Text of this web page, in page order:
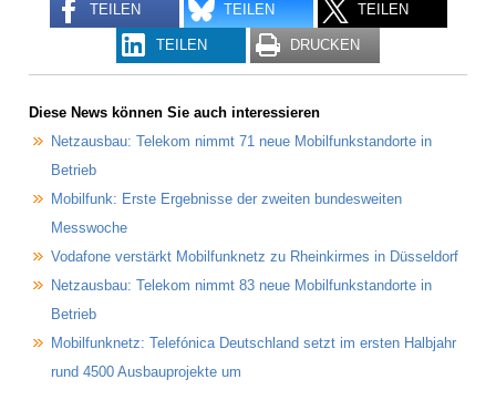
TEILEN TEILEN TEILEN
TEILEN DRUCKEN
Diese News können Sie auch interessieren
Netzausbau: Telekom nimmt 71 neue Mobilfunkstandorte in
Betrieb
Mobilfunk: Erste Ergebnisse der zweiten bundesweiten
Messwoche
Vodafone verstärkt Mobilfunknetz zu Rheinkirmes in Düsseldorf
Netzausbau: Telekom nimmt 83 neue Mobilfunkstandorte in
Betrieb
Mobilfunknetz: Telefónica Deutschland setzt im ersten Halbjahr
rund 4500 Ausbauprojekte um